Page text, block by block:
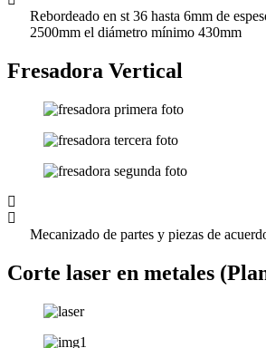
Rebordeado en st 36 hasta 6mm de
2500mm el diámetro mínimo 430mm
Fresadora Vertical
Mecanizado de partes y piezas de
Corte laser en metales